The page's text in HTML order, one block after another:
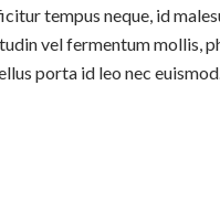
tempus neque, id
vel fermentum mollis,
porta id leo nec